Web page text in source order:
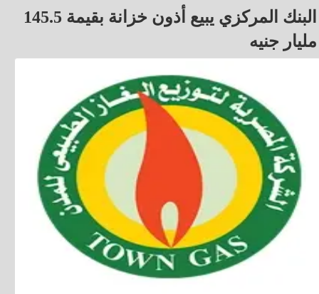
البنك المركزي يبيع أذون خزانة بقيمة 145.5
مليار جنيه